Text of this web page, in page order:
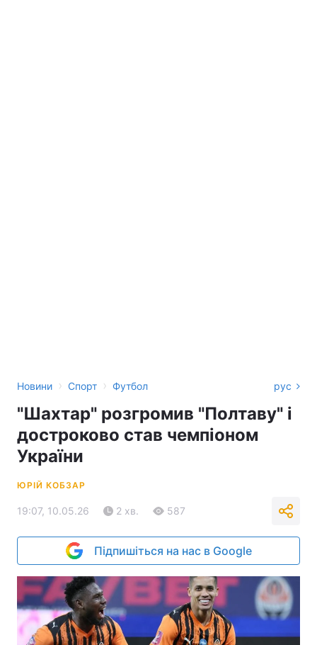
Новини › Спорт › Футбол рус
"Шахтар" розгромив "Полтаву" і
достроково став чемпіоном
України
ЮРІЙ КОБЗАР
19:07, 10.05.26 2 хв. 587
Підпишіться на нас в Google